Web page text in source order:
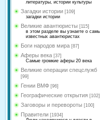
литературы, истории культуры
Загадки истории [109]
загадки истории
Великие авантюристы [115]
в этом разделе вы узнаете о
известных авантюристах
Боги народов мира [87]
Аферы века [37]
Самые громкие аферы 20 века
Великие операции спецслужб
[99]
Гении ВМФ [96]
Географические открытия [102]
Заговоры и перевороты [100]
Правители [1934]